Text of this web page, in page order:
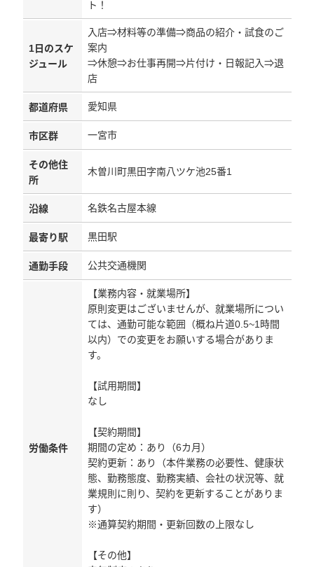
ト！
1日のスケ
ジュール
入店⇒材料等の準備⇒商品の紹介・試食のご
案内
⇒休憩⇒お仕事再開⇒片付け・日報記入⇒退
店
都道府県 愛知県
市区群 一宮市
その他住
所
木曽川町黒田字南八ツケ池25番1
沿線 名鉄名古屋本線
最寄り駅 黒田駅
通勤手段 公共交通機関
労働条件
【業務内容・就業場所】
原則変更はございませんが、就業場所につい
ては、通勤可能な範囲（概ね片道0.5~1時間
以内）での変更をお願いする場合がありま
す。
【試用期間】
なし
【契約期間】
期間の定め：あり（6カ月）
契約更新：あり（本件業務の必要性、健康状
態、勤務態度、勤務実績、会社の状況等、就
業規則に則り、契約を更新することがありま
す）
※通算契約期間・更新回数の上限なし
【その他】